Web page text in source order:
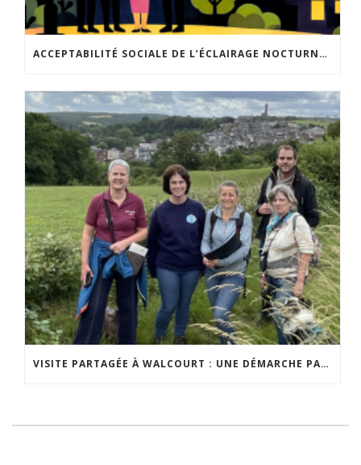
ACCEPTABILITÉ SOCIALE DE L’ÉCLAIRAGE NOCTURNE : LE REPLAY EST DISPONIBLE
VISITE PARTAGÉE À WALCOURT : UNE DÉMARCHE PARTICIPATIVE ANIMÉE PAR ESPACE ENVIRONNEMENT